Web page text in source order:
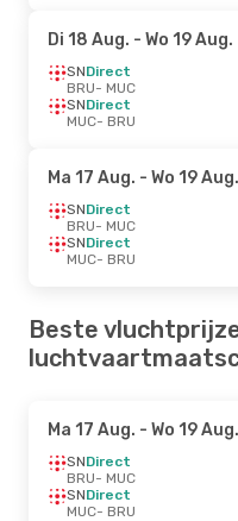
Di 18 Aug. - Wo 19 Aug.
SNDirect
BRU- MUC
SNDirect
MUC- BRU
Ma 17 Aug. - Wo 19 Aug.
SNDirect
BRU- MUC
SNDirect
MUC- BRU
Beste
Ma 17 Aug. - Wo 19 Aug.
SNDirect
BRU- MUC
SNDirect
MUC- BRU